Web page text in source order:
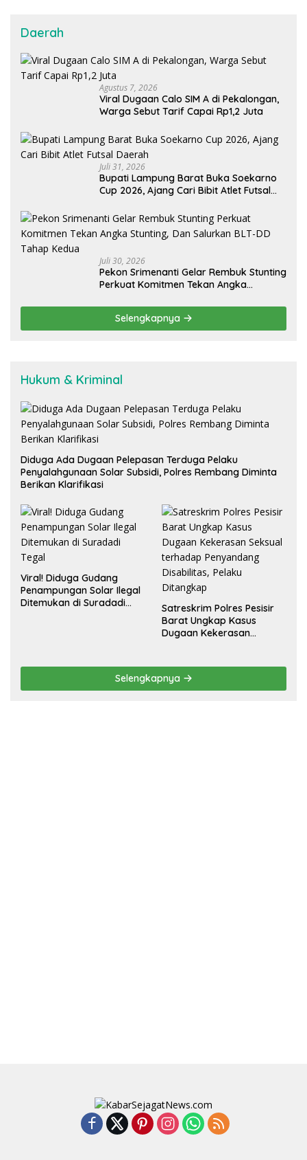
Daerah
Agustus 7, 2026
Viral Dugaan Calo SIM A di Pekalongan,
Warga Sebut Tarif Capai Rp1,2 Juta
Juli 31, 2026
Bupati Lampung Barat Buka Soekarno
Cup 2026, Ajang Cari Bibit Atlet Futsal
Juli 30, 2026
Pekon Srimenanti Gelar Rembuk Stunting
Perkuat Komitmen Tekan Angka
Kedua
Selengkapnya
Hukum & Kriminal
Diduga Ada Dugaan Pelepasan Terduga Pelaku
Penyalahgunaan Solar Subsidi, Polres Rembang Diminta
Berikan Klarifikasi
Viral! Diduga Gudang
Penampungan Solar Ilegal
Ditemukan di Suradadi
Satreskrim Polres Pesisir
Barat Ungkap Kasus
Dugaan Kekerasan
Pelaku Ditangkap
Selengkapnya